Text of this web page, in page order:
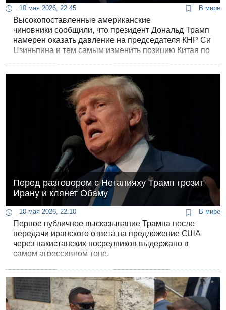
10 мая 2026, 22:45 В мире
Высокопоставленные американские
чиновники сообщили, что президент Дональд Трамп
намерен оказать давление на председателя КНР Си
Цзиньпина и тем самым изменить позицию Китая по
Перед разговором с Нетанияху Трамп грозит
Ирану и клянет Обаму
10 мая 2026, 22:10 В мире
Первое публичное высказывание Трампа после
передачи иранского ответа на предложение США
через пакистанских посредников выдержано в
самом агрессивном тоне.